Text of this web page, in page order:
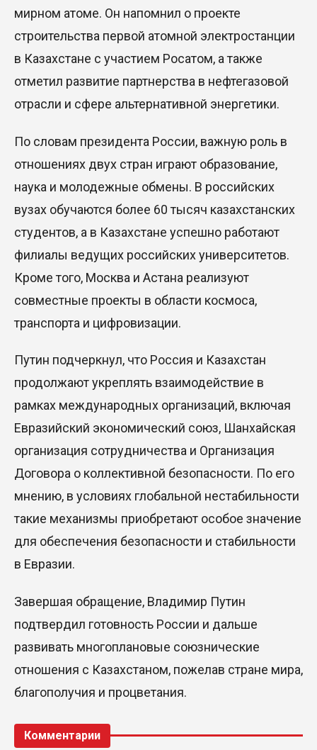
мирном атоме. Он напомнил о проекте
строительства первой атомной электростанции
в Казахстане с участием Росатом, а также
отметил развитие партнерства в нефтегазовой
отрасли и сфере альтернативной энергетики.
По словам президента России, важную роль в
отношениях двух стран играют образование,
наука и молодежные обмены. В российских
вузах обучаются более 60 тысяч казахстанских
студентов, а в Казахстане успешно работают
филиалы ведущих российских университетов.
Кроме того, Москва и Астана реализуют
совместные проекты в области космоса,
транспорта и цифровизации.
Путин подчеркнул, что Россия и Казахстан
продолжают укреплять взаимодействие в
рамках международных организаций, включая
Евразийский экономический союз, Шанхайская
организация сотрудничества и Организация
Договора о коллективной безопасности. По его
мнению, в условиях глобальной нестабильности
такие механизмы приобретают особое значение
для обеспечения безопасности и стабильности
в Евразии.
Завершая обращение, Владимир Путин
подтвердил готовность России и дальше
развивать многоплановые союзнические
отношения с Казахстаном, пожелав стране мира,
благополучия и процветания.
Комментарии